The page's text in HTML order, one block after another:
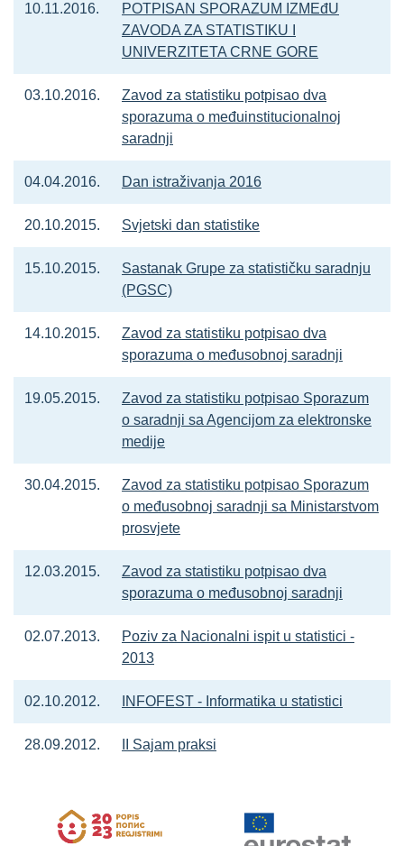
10.11.2016.
POTPISAN SPORAZUM IZMEđU
ZAVODA ZA STATISTIKU I
UNIVERZITETA CRNE GORE
03.10.2016.
Zavod za statistiku potpisao dva
sporazuma o međuinstitucionalnoj
saradnji
04.04.2016. Dan istraživanja 2016
20.10.2015. Svjetski dan statistike
15.10.2015.
Sastanak Grupe za statističku saradnju
(PGSC)
14.10.2015.
Zavod za statistiku potpisao dva
sporazuma o međusobnoj saradnji
19.05.2015.
Zavod za statistiku potpisao Sporazum
o saradnji sa Agencijom za elektronske
medije
30.04.2015.
Zavod za statistiku potpisao Sporazum
o međusobnoj saradnji sa Ministarstvom
prosvjete
12.03.2015.
Zavod za statistiku potpisao dva
sporazuma o međusobnoj saradnji
02.07.2013.
Poziv za Nacionalni ispit u statistici -
2013
02.10.2012. INFOFEST - Informatika u statistici
28.09.2012. II Sajam praksi